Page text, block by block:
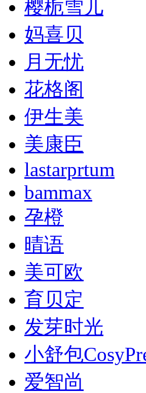
樱栀雪儿
妈喜贝
月无忧
花格阁
伊生美
美康臣
lastarprtum
bammax
孕橙
晴语
美可欧
育贝定
发芽时光
小舒包
爱智尚